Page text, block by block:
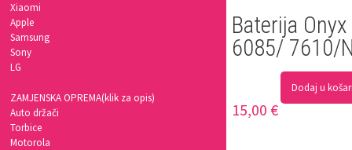
Baterija
6085/ 7610/
15,00 €
Dodaj u
Xiaomi
Apple
Samsung
Sony
LG
ZAMJENSKA OPREMA(klik za opis)
Auto držači
Torbice
Motorola